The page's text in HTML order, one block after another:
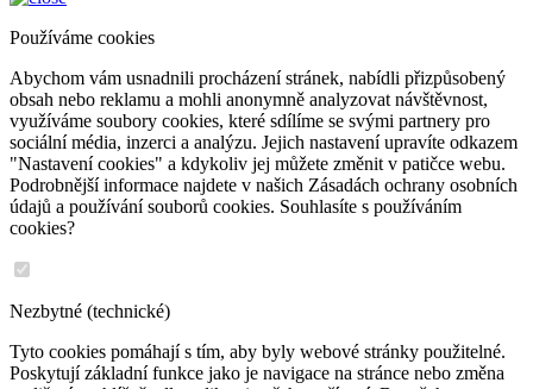
Používáme cookies
Abychom vám usnadnili procházení stránek, nabídli přizpůsobený
obsah nebo reklamu a mohli anonymně analyzovat návštěvnost,
využíváme soubory cookies, které sdílíme se svými partnery pro
sociální média, inzerci a analýzu. Jejich nastavení upravíte odkazem
"Nastavení cookies" a kdykoliv jej můžete změnit v patičce webu.
Podrobnější informace najdete v našich Zásadách ochrany osobních
údajů a používání souborů cookies. Souhlasíte s používáním
cookies?
Nezbytné (technické)
Tyto cookies pomáhají s tím, aby byly webové stránky použitelné.
Poskytují základní funkce jako je navigace na stránce nebo změna